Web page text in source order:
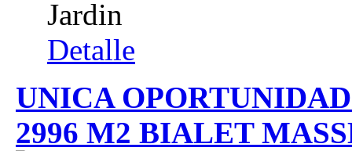
Jardin
Detalle
UNICA
2996 M2 BIALET